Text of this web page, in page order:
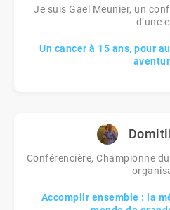
Je suis Gaël Meunier, un
d’une
Un cancer à 15 ans, pour
Conférencière, Championne
Accomplir ensemble : la